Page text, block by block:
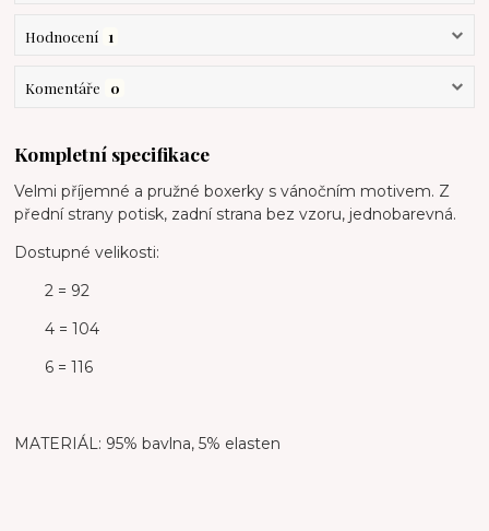
Hodnocení 1
Komentáře 0
Kompletní specifikace
Velmi příjemné a pružné boxerky s vánočním motivem. Z
přední strany potisk, zadní strana bez vzoru, jednobarevná.
Dostupné velikosti:
2 = 92
4 = 104
6 = 116
MATERIÁL: 95% bavlna, 5% elasten